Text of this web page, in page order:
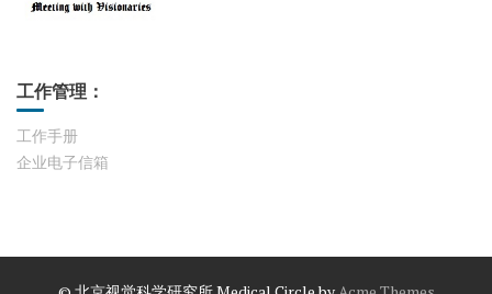
工作管理：
工作手册
企业电子信箱